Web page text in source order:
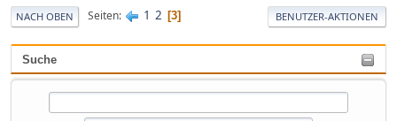
Suche
NACH OBEN Seiten 1 2 3 BENUTZER-AKTIONEN